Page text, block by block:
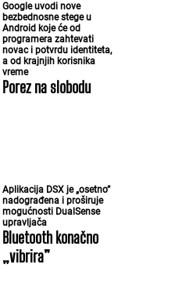
Google uvodi nove
bezbednosne stege u
Android koje će od
programera zahtevati
novac i potvrdu identiteta,
a od krajnjih korisnika
vreme
Porez na slobodu
Aplikacija DSX je „osetno”
nadograđena i proširuje
mogućnosti DualSense
upravljača
Bluetooth konačno
„vibrira”